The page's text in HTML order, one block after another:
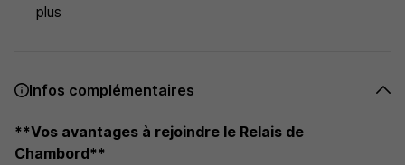
plus
Infos complémentaires
**Vos avantages à rejoindre le Relais de
Chambord**